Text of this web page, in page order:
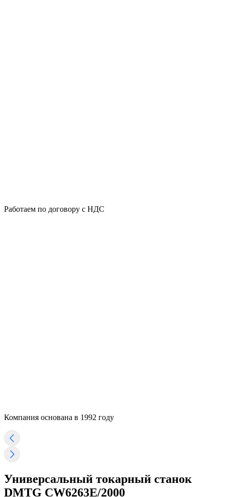
Работаем по договору с НДС
Компания основана в 1992 году
Универсальный токарный станок
DMTG CW6263E/2000